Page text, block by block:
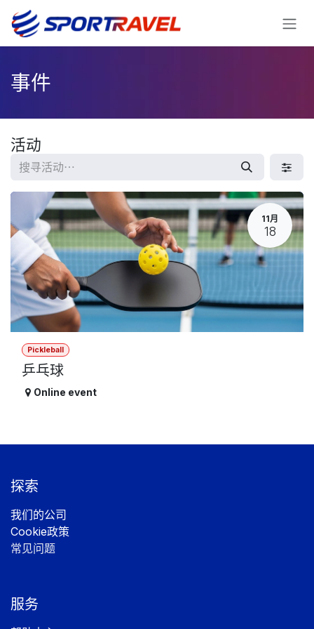
跳至内容
事件
活动
11月
18
Pickleball
乒乓球
Online event
探索
我们的公司
Cookie政策
常见问题
服务